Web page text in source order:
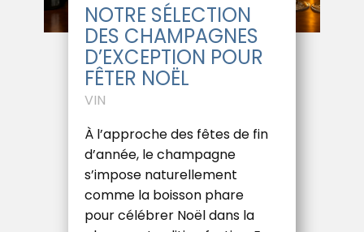
NOTRE SÉLECTION
DES CHAMPAGNES
D’EXCEPTION POUR
FÊTER NOËL
VIN
À l’approche des fêtes de fin
d’année, le champagne
s’impose naturellement
comme la boisson phare
pour célébrer Noël dans la